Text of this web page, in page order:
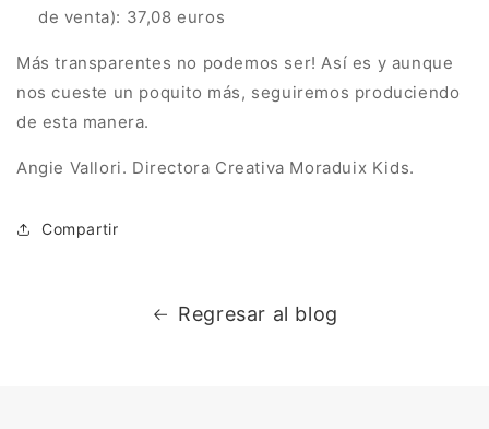
de venta): 37,08 euros
Más transparentes no podemos ser! Así es y aunque
nos cueste un poquito más, seguiremos produciendo
de esta manera.
Angie Vallori. Directora Creativa Moraduix Kids.
Compartir
Regresar al blog